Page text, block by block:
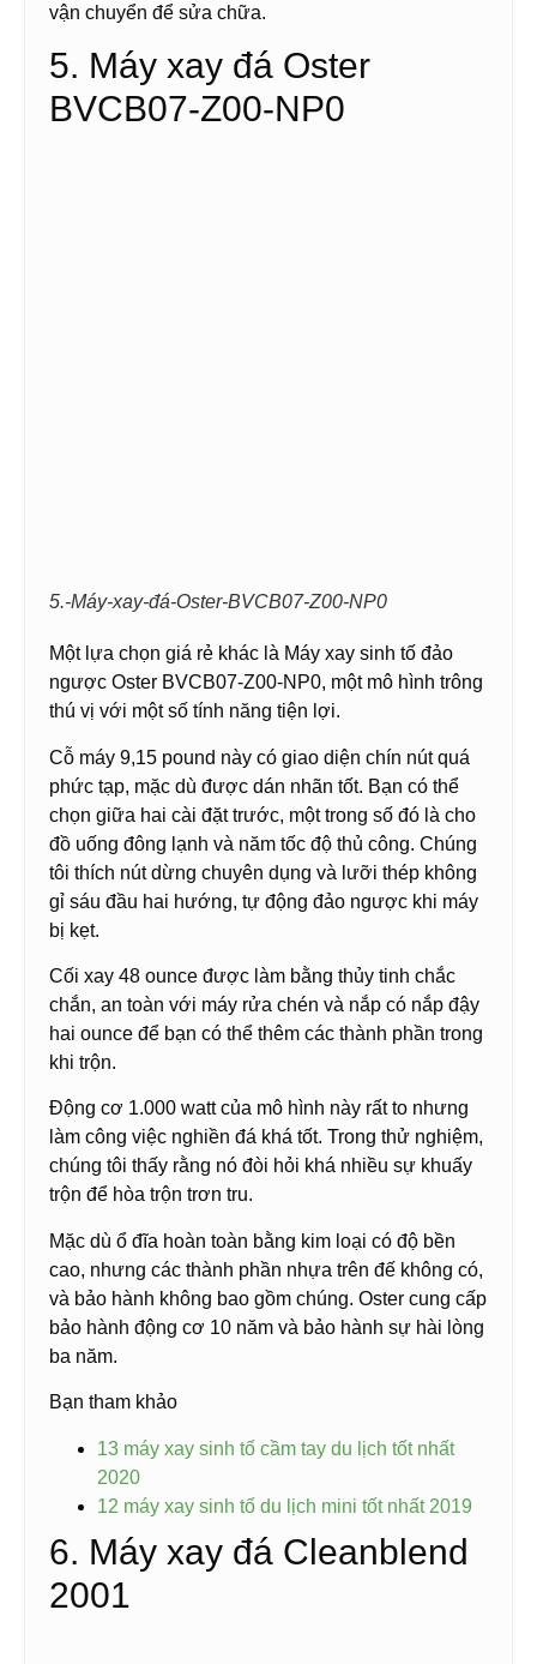
vận chuyển để sửa chữa.
5. Máy xay đá Oster
BVCB07-Z00-NP0
5.-Máy-xay-đá-Oster-BVCB07-Z00-NP0
Một lựa chọn giá rẻ khác là Máy xay sinh tố đảo
ngược Oster BVCB07-Z00-NP0, một mô hình trông
thú vị với một số tính năng tiện lợi.
Cỗ máy 9,15 pound này có giao diện chín nút quá
phức tạp, mặc dù được dán nhãn tốt. Bạn có thể
chọn giữa hai cài đặt trước, một trong số đó là cho
đồ uống đông lạnh và năm tốc độ thủ công. Chúng
tôi thích nút dừng chuyên dụng và lưỡi thép không
gỉ sáu đầu hai hướng, tự động đảo ngược khi máy
bị kẹt.
Cối xay 48 ounce được làm bằng thủy tinh chắc
chắn, an toàn với máy rửa chén và nắp có nắp đậy
hai ounce để bạn có thể thêm các thành phần trong
khi trộn.
Động cơ 1.000 watt của mô hình này rất to nhưng
làm công việc nghiền đá khá tốt. Trong thử nghiệm,
chúng tôi thấy rằng nó đòi hỏi khá nhiều sự khuấy
trộn để hòa trộn trơn tru.
Mặc dù ổ đĩa hoàn toàn bằng kim loại có độ bền
cao, nhưng các thành phần nhựa trên đế không có,
và bảo hành không bao gồm chúng. Oster cung cấp
bảo hành động cơ 10 năm và bảo hành sự hài lòng
ba năm.
Bạn tham khảo
13 máy xay sinh tố cầm tay du lịch tốt nhất
2020
12 máy xay sinh tố du lịch mini tốt nhất 2019
6. Máy xay đá Cleanblend
2001